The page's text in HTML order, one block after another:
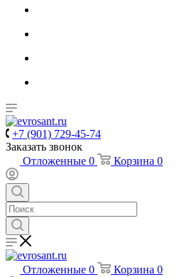
+7 (901) 729-45-74
Заказать звонок
Отложенные 0 Корзина 0
Отложенные 0 Корзина 0